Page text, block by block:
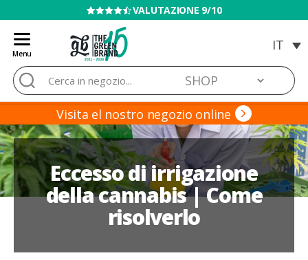
VENDITA VIETATA AI MINORI
Menu
Blog
de
Grow
Barato
Cerca:
Visita el nostro negozio online
Eccesso di irrigazione
della cannabis | Come
risolverlo